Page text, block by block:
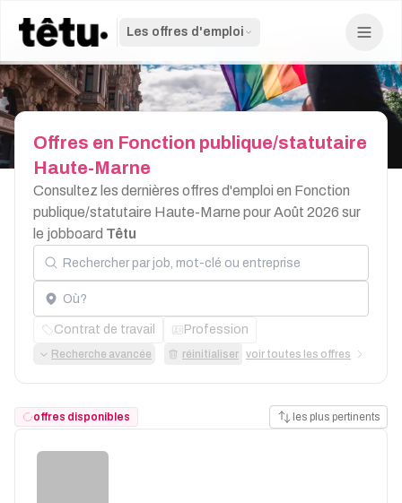
Les offres d'emploi
Offres en Fonction publique/statutaire
Haute-Marne
Consultez les dernières offres d'emploi en Fonction
publique/statutaire Haute-Marne pour Août 2026 sur
le jobboard Têtu
Rechercher par job, mot-clé ou entreprise
Localisation
Contrat de travail Profession
Recherche avancée réinitialiser voir toutes les offres
offres disponibles les plus pertinents